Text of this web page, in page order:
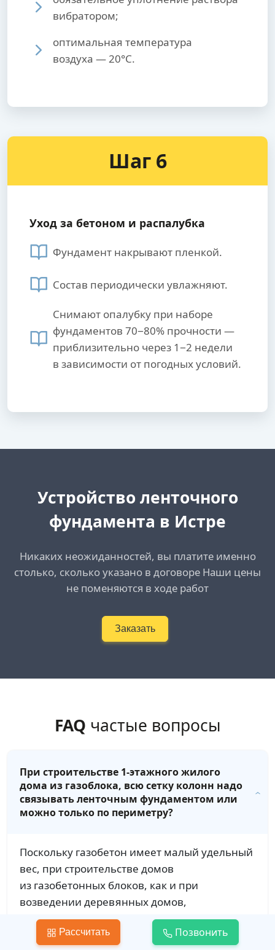
вибратором;
оптимальная температура
воздуха — 20°С.
Шаг 6
Уход за бетоном и распалубка
Фундамент накрывают пленкой.
Состав периодически увлажняют.
Снимают опалубку при наборе
фундаментов 70−80% прочности —
приблизительно через 1−2 недели
в зависимости от погодных условий.
Устройство ленточного
фундамента в Истре
Никаких неожиданностей, вы платите именно
столько, сколько указано в договоре Наши цены
не поменяются в ходе работ
Заказать
FAQ частые вопросы
При строительстве 1-этажного жилого
дома из газоблока, всю сетку колонн надо
связывать ленточным фундаментом или
можно только по периметру?
Поскольку газобетон имеет малый удельный
вес, при строительстве домов
из газобетонных блоков, как и при
возведении деревянных домов,
обустраивают мелкозаглубленный
ленточный фундамент с глубиной заложения
Рассчитать Позвонить